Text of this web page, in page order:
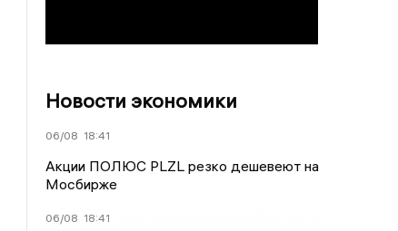
Новости экономики
06/08 18:41
Акции ПОЛЮС PLZL резко дешевеют на
Мосбирже
06/08 18:41